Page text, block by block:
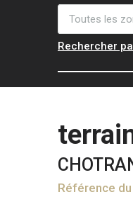
Toutes les
Rechercher
Référence